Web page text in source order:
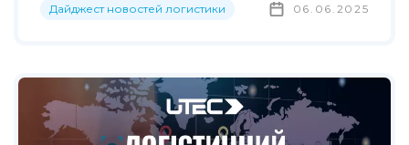
Дайджест новостей логистики 06.06.2025